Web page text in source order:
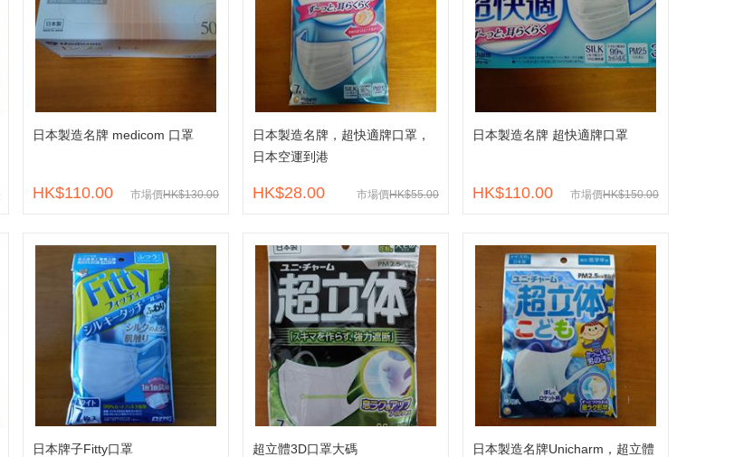
日本製造名牌 medicom 口罩
市場價HK$130.00
HK$110.00
日本製造名牌，超快適牌口罩，
日本空運到港
市場價HK$55.00
HK$28.00
日本製造名牌 超快適牌口罩
市場價HK$150.00
HK$110.00
日本牌子Fitty口罩 超立體3D口罩大碼
日本製造名牌Unicharm，超立體